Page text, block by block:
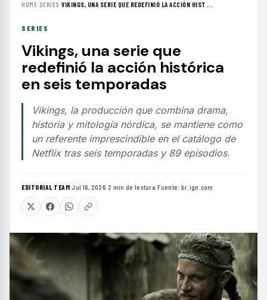
HOME› SERIES ›VIKINGS, UNA SERIE QUE REDEFINIÓ LA ACCIÓN HIST...
SERIES
Vikings, una serie que
redefinió la acción histórica
en seis temporadas
Vikings, la producción que combina drama,
historia y mitología nórdica, se mantiene como
un referente imprescindible en el catálogo de
Netflix tras seis temporadas y 89 episodios.
EDITORIAL TEAM·Jul 16, 2026·2 min de lectura·Fuente: br.ign.com